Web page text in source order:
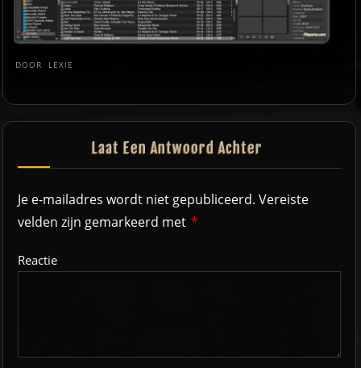
DOOR LEXIE
Laat Een Antwoord Achter
Je e-mailadres wordt niet gepubliceerd. Vereiste
velden zijn gemarkeerd met *
Reactie